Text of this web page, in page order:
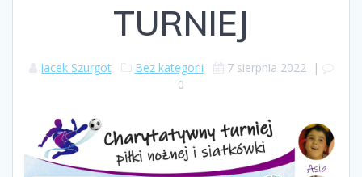
TURNIEJ
Jacek Szurgot Bez kategorii 7 sierpnia 2022 |
0